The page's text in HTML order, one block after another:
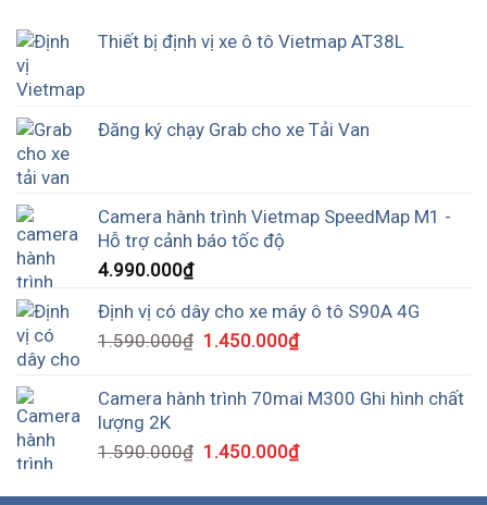
Thiết bị định vị xe ô tô Vietmap AT38L
Đăng ký chạy Grab cho xe Tải Van
Camera hành trình Vietmap SpeedMap M1 -
Hỗ trợ cảnh báo tốc độ
4.990.000₫
Định vị có dây cho xe máy ô tô S90A 4G
1.590.000₫ 1.450.000₫
Camera hành trình 70mai M300 Ghi hình chất
lượng 2K
1.590.000₫ 1.450.000₫